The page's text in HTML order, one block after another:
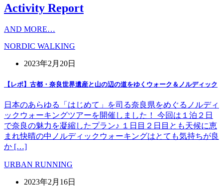
Activity Report
AND MORE…
NORDIC WALKING
2023年2月20日
【レポ】古都・奈良世界遺産と山の辺の道をゆくウォーク＆ノルディック
日本のあらゆる「はじめて」を司る奈良県をめぐるノルディ
ックウォーキングツアーを開催しました！ 今回は１泊２日
で奈良の魅力を凝縮したプラン♪ １日目２日目とも天候に恵
まれ快晴の中ノルディックウォーキングはとても気持ちが良
か […]
URBAN RUNNING
2023年2月16日